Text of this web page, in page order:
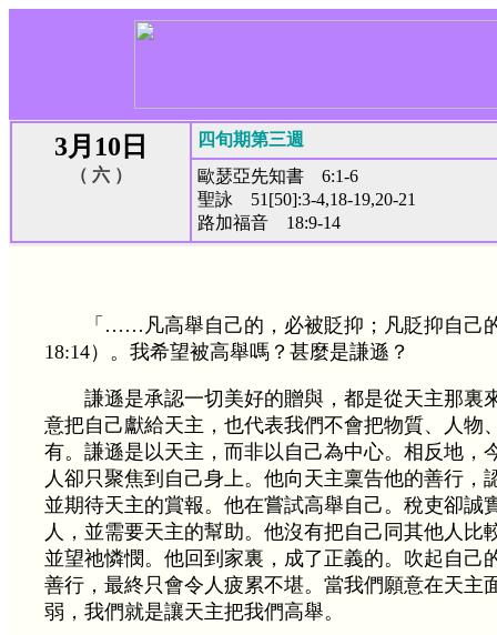
3月10日
（ 六 ）
四旬期第三週
歐瑟亞先知書 6:1-6
聖詠 51[50]:3-4,18-19,20-21
路加福音 18:9-14
「……凡高舉自己的，必被貶抑；凡貶抑自己
18:14）。我希望被高舉嗎？甚麼是謙遜？
謙遜是承認一切美好的贈與，都是從天主那裏
意把自己獻給天主，也代表我們不會把物質、人物
有。謙遜是以天主，而非以自己為中心。相反地，
人卻只聚焦到自己身上。他向天主稟告他的善行，
並期待天主的賞報。他在嘗試高舉自己。稅吏卻誠
人，並需要天主的幫助。他沒有把自己同其他人比
並望祂憐憫。他回到家裏，成了正義的。吹起自己
善行，最終只會令人疲累不堪。當我們願意在天主
弱，我們就是讓天主把我們高舉。